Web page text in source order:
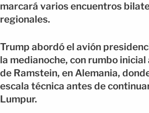
marcará varios encuentros
regionales.
Trump abordó el avión
la medianoche, con rumbo inicial
de Ramstein, en Alemania,
escala técnica antes de
Lumpur.